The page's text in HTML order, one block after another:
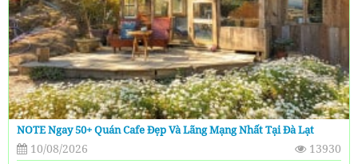
NOTE Ngay 50+ Quán Cafe Đẹp Và Lãng Mạng Nhất Tại Đà Lạt
10/08/2026
13930